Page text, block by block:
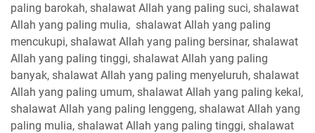
paling barokah, shalawat Allah yang paling suci, shalawat
Allah yang paling mulia, shalawat Allah yang paling
mencukupi, shalawat Allah yang paling bersinar, shalawat
Allah yang paling tinggi, shalawat Allah yang paling
banyak, shalawat Allah yang paling menyeluruh, shalawat
Allah yang paling umum, shalawat Allah yang paling kekal,
shalawat Allah yang paling lenggeng, shalawat Allah yang
paling mulia, shalawat Allah yang paling tinggi, shalawat